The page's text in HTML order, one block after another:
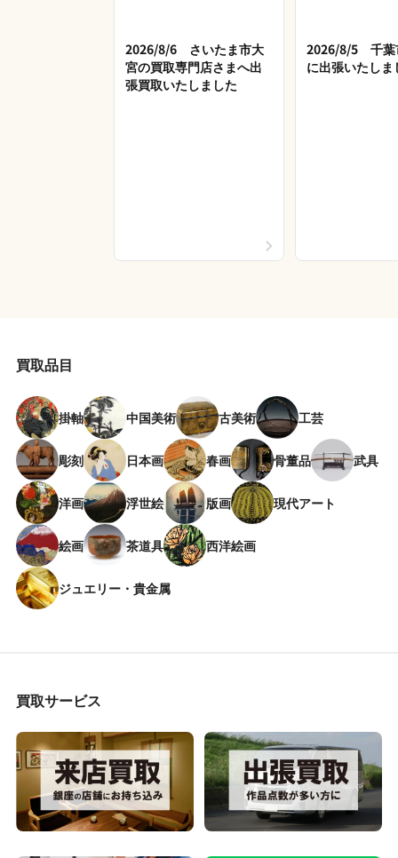
2026/8/6 さいたま市大
宮の買取専門店さまへ出
張買取いたしました
2026/8/5 千葉
に出張いたしま
買取品目
掛軸 中国美術 古美術 工芸
彫刻 日本画 春画 骨董品 武具
洋画 浮世絵 版画 現代アート
絵画 茶道具 西洋絵画
ジュエリー・貴金属
買取サービス